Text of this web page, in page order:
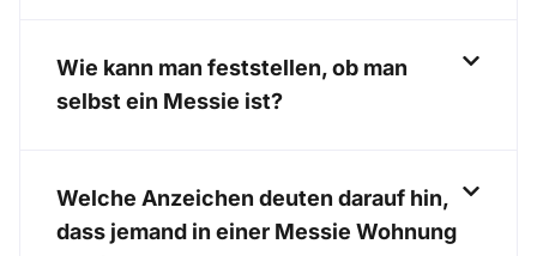
Wie kann man feststellen, ob man
selbst ein Messie ist?
Welche Anzeichen deuten darauf hin,
dass jemand in einer Messie Wohnung